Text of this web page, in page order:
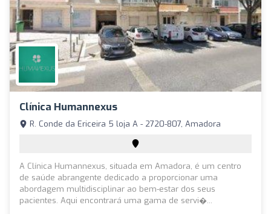
Clínica Humannexus
R. Conde da Ericeira 5 loja A - 2720-807, Amadora
A Clínica Humannexus, situada em Amadora, é um centro
de saúde abrangente dedicado a proporcionar uma
abordagem multidisciplinar ao bem-estar dos seus
pacientes. Aqui encontrará uma gama de servi�...